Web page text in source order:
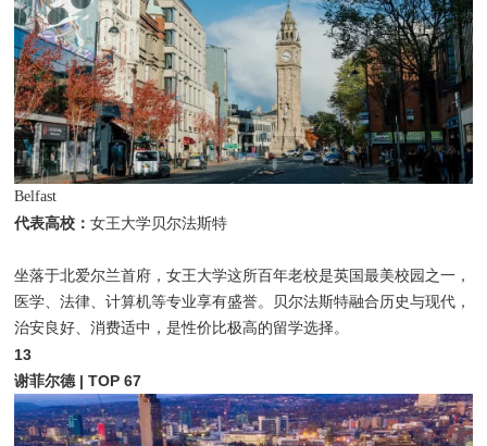
Belfast
代表高校：女王大学贝尔法斯特
坐落于北爱尔兰首府，女王大学这所百年老校是英国最美校园之一，
医学、法律、计算机等专业享有盛誉。贝尔法斯特融合历史与现代，
治安良好、消费适中，是性价比极高的留学选择。
13
谢菲尔德 | TOP 67